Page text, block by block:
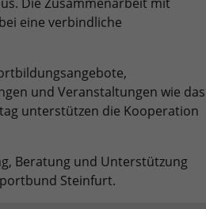
eine verbindliche
und Veranstaltungen wie das
unterstützen die Kooperation
Beratung und Unterstützung
Steinfurt.
wird von Google Analytics
eine Website nutzen, und hilft bei
eines Analyseberichts darüber,
Website geht. Die erhobenen
die Anzahl der Besucher, die
der sie stammen, und die Seiten
Form.